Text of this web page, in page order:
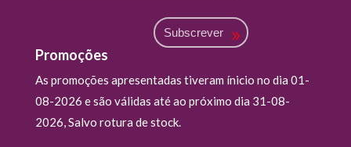
Subscrever
Promoções
As promoções apresentadas tiveram ínicio no dia 01-
08-2026 e são válidas até ao próximo dia 31-08-
2026, Salvo rotura de stock.